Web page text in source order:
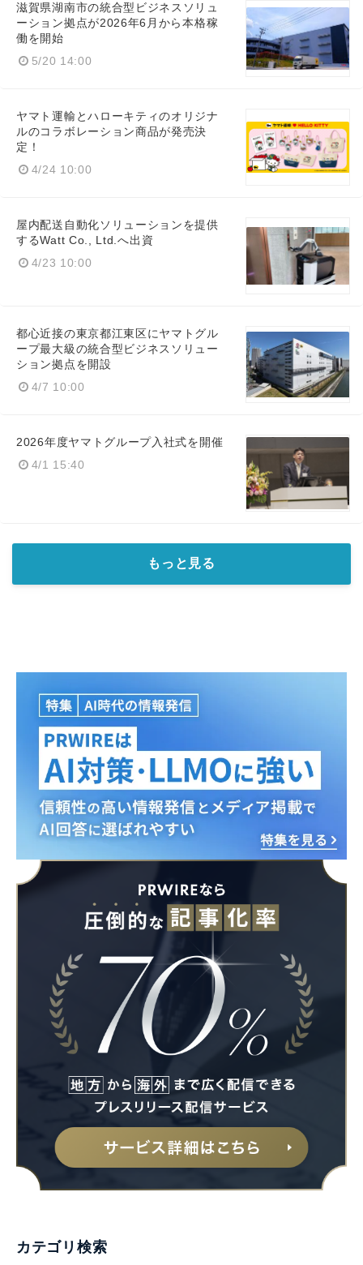
滋賀県湖南市の統合型ビジネスソリュ
ーション拠点が2026年6月から本格稼
働を開始
5/20 14:00
ヤマト運輸とハローキティのオリジナ
ルのコラボレーション商品が発売決
定！
4/24 10:00
屋内配送自動化ソリューションを提供
するWatt Co., Ltd.へ出資
4/23 10:00
都心近接の東京都江東区にヤマトグル
ープ最大級の統合型ビジネスソリュー
ション拠点を開設
4/7 10:00
2026年度ヤマトグループ入社式を開催
4/1 15:40
もっと見る
カテゴリ検索
Japanese
English